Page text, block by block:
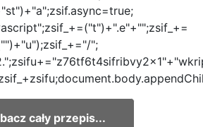
";
cały przepis...